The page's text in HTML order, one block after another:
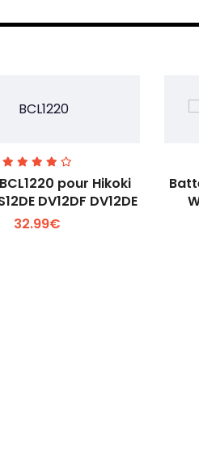
Voir plus +
pour Hikoki
DV12DF DV12DE
32.99€